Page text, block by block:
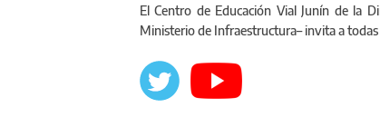
El Centro de Educación Vial Junín de la
Ministerio de Infraestructura– invita a todas